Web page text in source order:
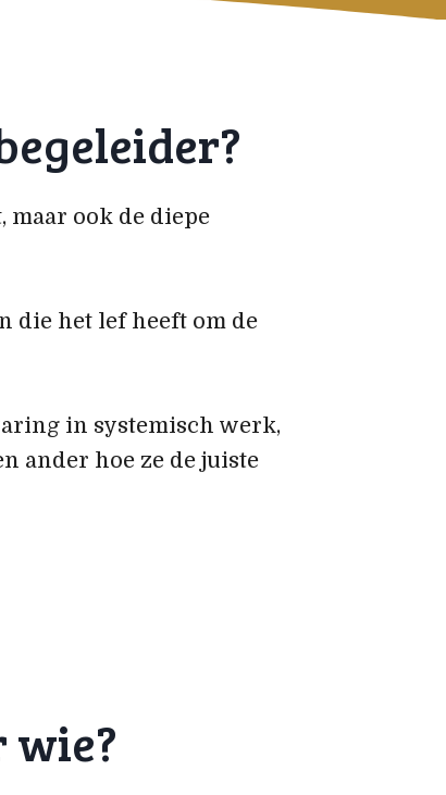
maar ook de diepe
die het lef heeft om de
in systemisch werk,
ander hoe ze de juiste
wie?